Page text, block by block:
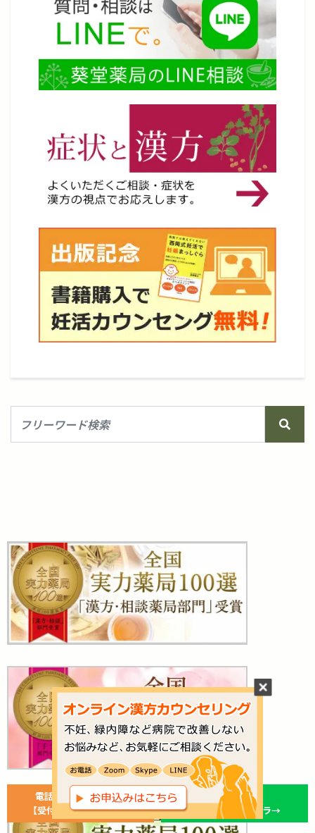
ご相談はお気軽に！
電話で今すぐ相談予約
【受付】平日10時～17時
ラインで相談
お友達登録はコチラ→